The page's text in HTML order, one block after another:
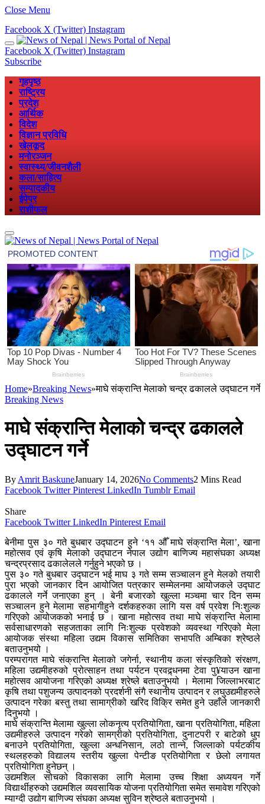
Close Menu
Facebook X (Twitter) Instagram
Facebook X (Twitter) Instagram
Subscribe
गृहपृष्ठ
राष्ट्रिय
प्रदेश
आर्थिक
विदेश
विज्ञान प्रविधि
खेलकूद
मनोरञ्जन
स्वास्थ्य/जीवनशैली
कला/साहित्य
सम्पादकीय
ईपेपर
राशीफल
Home»Breaking News»माघे संक्रान्ति मेलाको चन्द्र ढकालले उद्घाटन गर्ने
Breaking News
माघे संक्रान्ति मेलाको चन्द्र ढकालले
उद्घाटन गर्ने
By Amrit BaskuneJanuary 14, 2026No Comments2 Mins Read
Facebook Twitter Pinterest LinkedIn Tumblr Email
Share
Facebook Twitter LinkedIn Pinterest Email
बेनीमा पुस ३० गते बुधबार उद्घाटन हुने ‘११ औँ माघे संक्रान्ति मेला’, खाना
महोत्सव एवं कृषि मेलाको उद्घाटन नेपाल उद्योग बाणिज्य महासंघका अध्यक्ष
चन्द्रप्रसाद ढकालेलले गर्नुहुने भएको छ ।
पुस ३० गते बुधबार उद्घाटन भई माघ ३ गते सम्म सञ्चालन हुने मेलको तयारी
पुरा भएको जानकार दिन आयोजित पत्रकार सम्मेलनमा आयोजकले उद्घाट
ढकालले गर्ने जनाएका हुन् । बेनी बजारको खुल्ला मञ्चमा चार दिन सम्म
सञ्चालन हुने मेलामा सहभागीहुने दर्शकहरुका लागि यस वर्ष प्रवेश निःशुल्क
गरिएको आयोजकको भनाई छ । खाना महोत्सव तथा माघे संक्रान्ति मेलामा
सर्वसाधारणको सहजताका लागि निःशुल्क प्रवेशको व्यवस्था गरिएको मेला
आयोजक संस्था महिला उद्यम विकास समितिका सभापति अम्बिका श्रेष्ठले
बताउनुभयो ।
परम्परागत माघे संक्रान्ति मेलाको जगेर्ना, स्थानीय कला संस्कृतिको संरक्षण,
महिला उद्यमीहरुको प्रोत्साहन तथा पर्यटन प्रवद्र्धनमा टेवा पु¥याउन खाना
महोत्सव आयोजना गरिएको अध्यक्ष श्रेष्ले बताउनुभयो । मेलामा जिल्लाभरबाट
कृषि तथा पशुजन्य उत्पादनको प्रदर्शनी संगै स्थानीय उत्पादन र लघुउद्यमीहरुले
उत्पादन गरेका बस्तु तथा सामाग्रीको खरिद विक्रि समेत हुने उहाँले जानकारी
दिनुभयो ।
माघे संक्रान्ति मेलामा खुल्ला लोकनृत्य प्रतियोगिता, खाना प्रतियोगिता, महिला
उद्यमीहरुले उत्पादन गरेको सामग्रीको प्रतियोगिता, दुनाटपरी र बाटेको धुप
बनाउने प्रतियोगिता, खुल्ला अन्धनिसान, लठो तान्ने, जिल्लाको पर्यटकीय
स्थलहरुको विद्यालय स्तरीय खुल्ला पेन्टीङ प्रतियोगिता र छेलो लगायत
प्रतियोगिता हुनेछन् ।
उद्यमशिल सोचको विकासका लागि मेलामा उच्च शिक्षा अध्ययन गर्ने
विद्यार्थीहरुको उद्यमशिल व्यवसायिक योजना प्रतियोगिता समेत समावेश गरिएको
म्याग्दी उद्योग बाणिज्य संघका अध्यक्ष सुविन श्रेष्ठले बताउनुभयो ।